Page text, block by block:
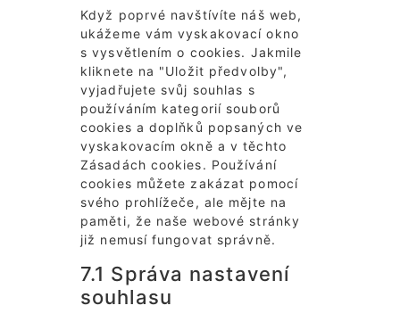
Když poprvé navštívíte náš web,
ukážeme vám vyskakovací okno
s vysvětlením o cookies. Jakmile
kliknete na "Uložit předvolby",
vyjadřujete svůj souhlas s
používáním kategorií souborů
cookies a doplňků popsaných ve
vyskakovacím okně a v těchto
Zásadách cookies. Používání
cookies můžete zakázat pomocí
svého prohlížeče, ale mějte na
paměti, že naše webové stránky
již nemusí fungovat správně.
7.1 Správa nastavení
souhlasu